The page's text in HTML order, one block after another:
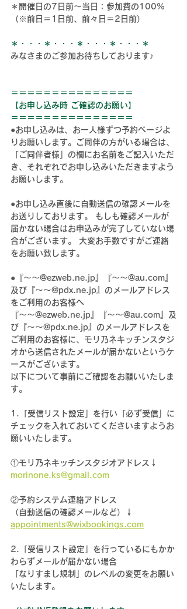
＊開催日の7日前～当日：参加費の100%
（※前日＝1日前、前々日＝2日前）
＊・・・＊・・・＊・・・＊・・・＊
みなさまのご参加お待ちしております♪
＝＝＝＝＝＝＝＝＝＝＝＝＝＝＝
【お申し込み時 ご確認のお願い】
＝＝＝＝＝＝＝＝＝＝＝＝＝＝＝
●お申し込みは、お一人様ずつ予約ページよ
りお願いします。ご同伴の方がいる場合は、
「ご同伴者様」の欄にお名前をご記入いただ
き、それぞれでお申し込みいただきますよう
お願いします。
●お申し込み直後に自動送信の確認メールを
お送りしております。 もしも確認メールが
届かない場合はお申込みが完了していない場
合がございます。 大変お手数ですがご連絡
をお願い致します。
● 『～～@ezweb.ne.jp 』『～～@au.com
及び『～～@pdx.ne.jp
のメールアドレス
をご利用のお客様へ
『～～@ezweb.ne.jp 』『～～@au.com 』及
び『～～@pdx.ne.jp
のメールアドレスを
ご利用のお客様に、モリ乃ネキッチンスタジ
オから送信されたメールが届かないというケ
ースがございます。
以下について事前にご確認をお願いいたしま
す。
1.「受信リスト設定」を行い「必ず受信」に
チェックを入れておいてくださいますようお
願いいたします。
①モリ乃ネキッチンスタジオアドレス↓
morinone.ks@gmail.com
②予約システム連絡アドレス
（自動送信の確認メールなど）↓
appointments@wixbookings.com
2.「受信リスト設定」を行っているにもかか
わらずメールが届かない場合
「なりすまし規制」のレベルの変更をお願い
いたします。